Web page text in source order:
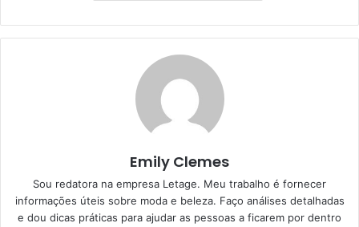
Emily Clemes
Sou redatora na empresa Letage. Meu trabalho é fornecer
informações úteis sobre moda e beleza. Faço análises detalhadas
e dou dicas práticas para ajudar as pessoas a ficarem por dentro